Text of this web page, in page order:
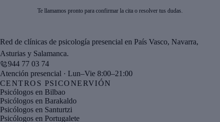
Te llamamos pronto para confirmar la cita o resolver tus dudas.
Red de clínicas de psicología presencial en País Vasco, Navarra,
Asturias y Salamanca.
944 77 03 74
Atención presencial · Lun–Vie 8:00–21:00
CENTROS PSICONERVIÓN
Psicólogos en Bilbao
Psicólogos en Barakaldo
Psicólogos en Santurtzi
Psicólogos en Portugalete